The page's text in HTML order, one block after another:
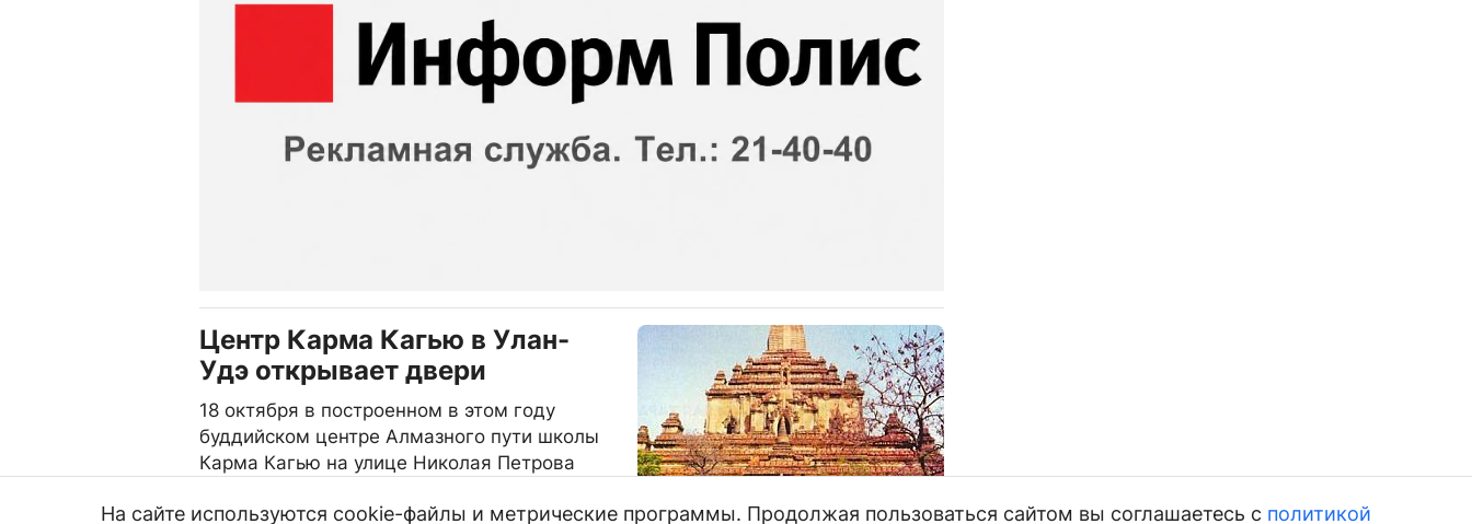
Центр Карма Кагью в Улан-
Удэ открывает двери
18 октября в построенном в этом году
буддийском центре Алмазного пути школы
Карма Кагью на улице Николая Петрова
На сайте используются cookie-файлы и метрические программы. Продолжая пользоваться сайтом вы соглашаетесь с политикой